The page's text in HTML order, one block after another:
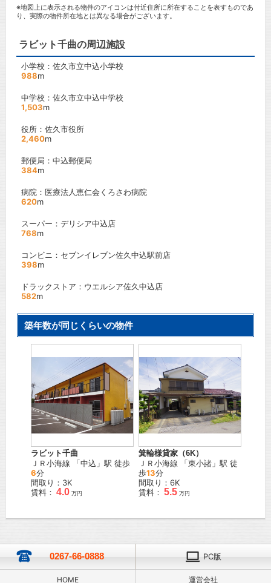
※地図上に表示される物件のアイコンは付近住所に所在することを表すものであ
り、実際の物件所在地とは異なる場合がございます。
ラビット千曲の周辺施設
小学校：佐久市立中込小学校
988m
中学校：佐久市立中込中学校
1,503m
役所：佐久市役所
2,460m
郵便局：中込郵便局
384m
病院：医療法人恵仁会くろさわ病院
620m
スーパー：デリシア中込店
768m
コンビニ：セブンイレブン佐久中込駅前店
398m
ドラックストア：ウエルシア佐久中込店
582m
築年数が同じくらいの物件
ラビット千曲
ＪＲ小海線 「中込 」駅 徒歩
6分
間取り：3K
賃料： 4.0 万円
箕輪様貸家（6K）
ＪＲ小海線 「東小諸 」駅 徒
歩13分
間取り：6K
賃料： 5.5 万円
0267-66-0888 PC版
HOME 運営会社